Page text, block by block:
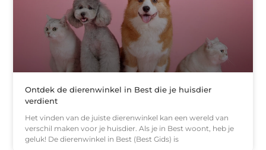
Ontdek de dierenwinkel in Best die je huisdier
verdient
Het vinden van de juiste dierenwinkel kan een wereld van
verschil maken voor je huisdier. Als je in Best woont, heb je
geluk! De dierenwinkel in Best (Best Gids) is